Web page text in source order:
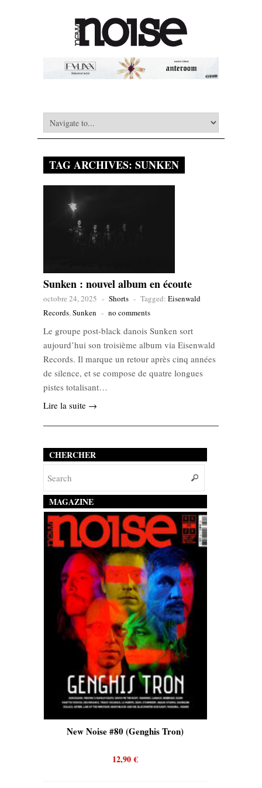
TAG ARCHIVES: SUNKEN
Sunken : nouvel album en écoute
octobre 24, 2025 - Shorts - Tagged: Eisenwald
Records,Sunken - no comments
Le groupe post-black danois Sunken sort
aujourd’hui son troisième album via Eisenwald
Records. Il marque un retour après cinq années
de silence, et se compose de quatre longues
pistes totalisant…
Lire la suite →
CHERCHER
MAGAZINE
New Noise #80 (Genghis Tron)
12,90€